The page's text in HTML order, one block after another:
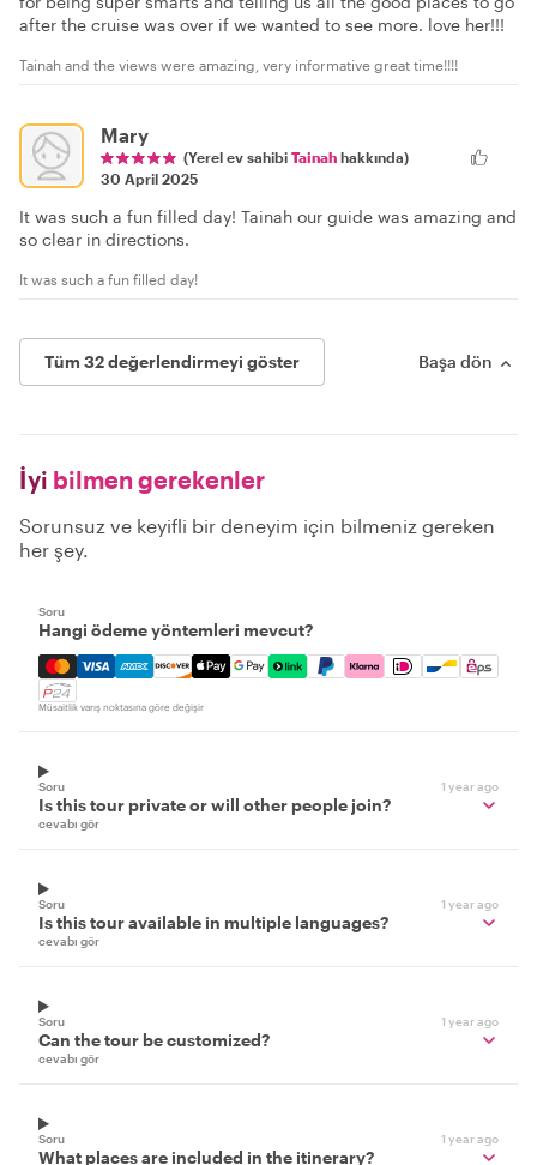
after the cruise was over if we wanted to see more. love her!!!
Tainah and the views were amazing, very informative great time!!!!
Mary
(Yerel ev sahibi Tainah hakkında)
30 April 2025
It was such a fun filled day! Tainah our guide was amazing and
so clear in directions.
It was such a fun filled day!
Tüm 32 değerlendirmeyi göster Başa dön
İyi bilmen gerekenler
Sorunsuz ve keyifli bir deneyim için bilmeniz gereken
her şey.
Soru
Hangi ödeme yöntemleri mevcut?
Mastercard, Visa, Amex, Discover, Apple Pay, Google
Müsaitlik varış noktasına göre değişir
Soru 1 year ago
Is this tour private or will other people join?
cevabı gör
Soru 1 year ago
Is this tour available in multiple languages?
cevabı gör
Soru 1 year ago
Can the tour be customized?
cevabı gör
Soru 1 year ago
What places are included in the itinerary?